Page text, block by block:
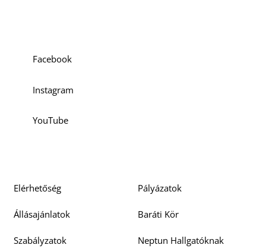
Facebook
Instagram
YouTube
Elérhetőség Pályázatok
Állásajánlatok Baráti Kör
Szabályzatok Neptun Hallgatóknak